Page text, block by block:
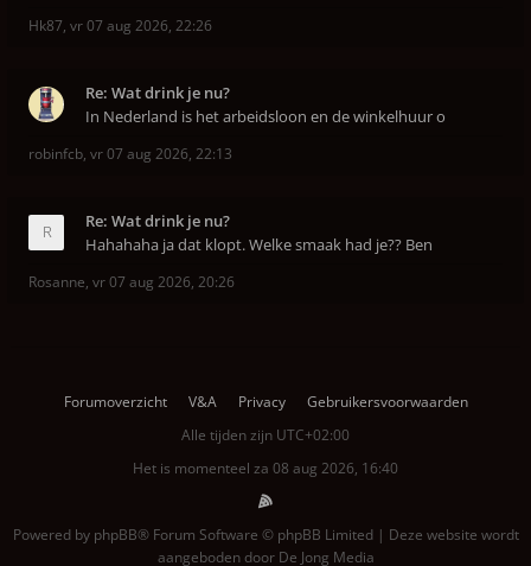
Hk87, vr 07 aug 2026, 22:26
Re: Wat drink je nu?
In Nederland is het arbeidsloon en de winkelhuur o
robinfcb, vr 07 aug 2026, 22:13
Re: Wat drink je nu?
Hahahaha ja dat klopt. Welke smaak had je?? Ben
Rosanne, vr 07 aug 2026, 20:26
Forumoverzicht V&A Privacy
Gebruikersvoorwaarden
Alle tijden zijn UTC+02:00
Het is momenteel za 08 aug 2026, 16:40
Powered by phpBB® Forum Software © phpBB Limited | Deze website wordt
aangeboden door De Jong Media